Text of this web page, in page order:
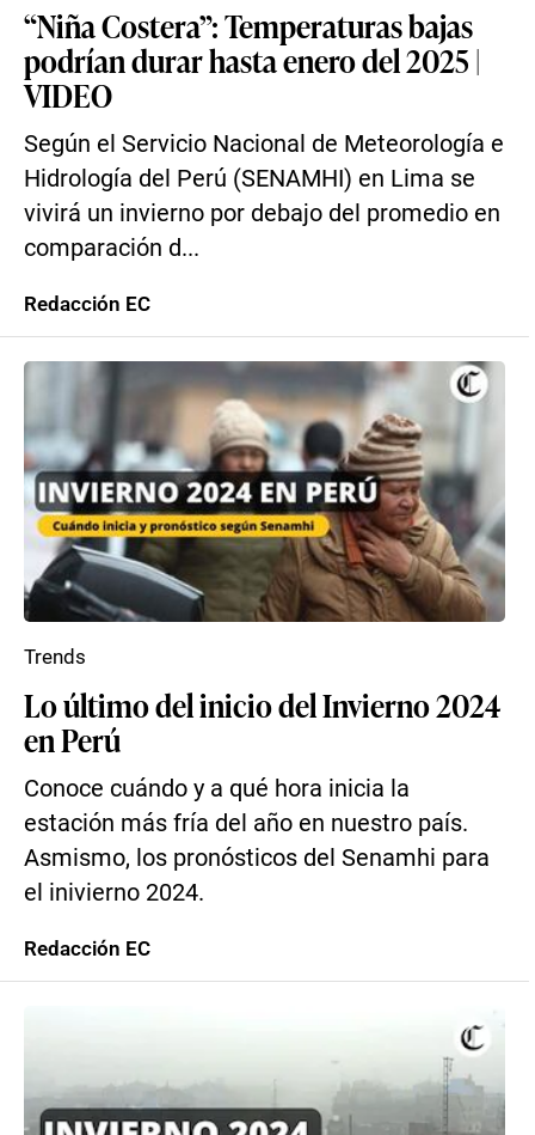
“Niña Costera”: Temperaturas bajas
podrían durar hasta enero del 2025 |
VIDEO
Según el Servicio Nacional de Meteorología e
Hidrología del Perú (SENAMHI) en Lima se
vivirá un invierno por debajo del promedio en
comparación d...
Redacción EC
Lo último del inicio del Invierno 2024
en Perú
Conoce cuándo y a qué hora inicia la
estación más fría del año en nuestro país.
Asmismo, los pronósticos del Senamhi para
el inivierno 2024.
Trends
Redacción EC